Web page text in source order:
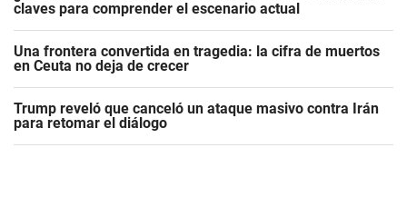
claves para comprender el escenario actual
Una frontera convertida en tragedia: la cifra de muertos
en Ceuta no deja de crecer
Trump reveló que canceló un ataque masivo contra Irán
para retomar el diálogo